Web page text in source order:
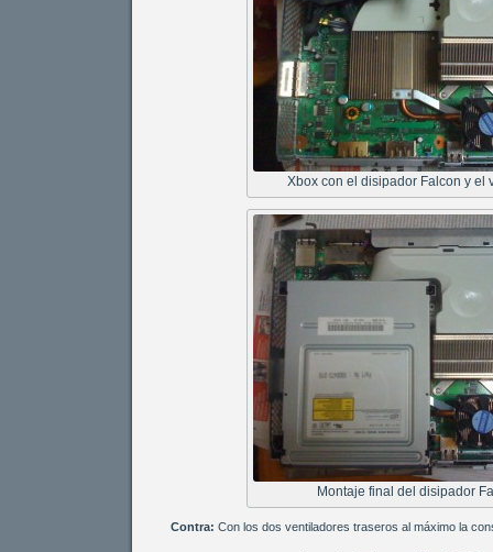
Xbox con el disipador Falcon y el
Montaje final del disipador
Contra: Con los dos ventiladores traseros al máximo la